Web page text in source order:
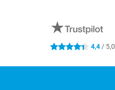
4.4 sterren 4,4 / 5,0